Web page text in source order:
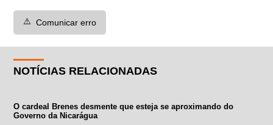
⚠️ Comunicar erro
NOTÍCIAS RELACIONADAS
O cardeal Brenes desmente que esteja se aproximando do
Governo da Nicarágua